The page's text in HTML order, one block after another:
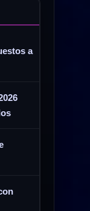
a